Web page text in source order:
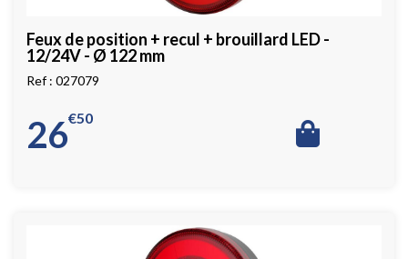
Feux de position + recul + brouillard LED -
12/24V - Ø 122 mm
027079
26 50
€